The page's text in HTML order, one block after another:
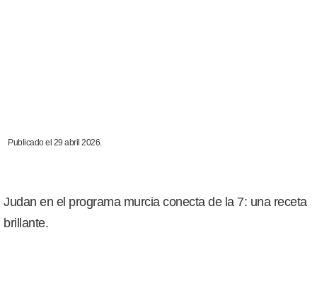
Publicado el 29 abril 2026.
Judan en el programa murcia conecta de la 7: una receta
brillante.